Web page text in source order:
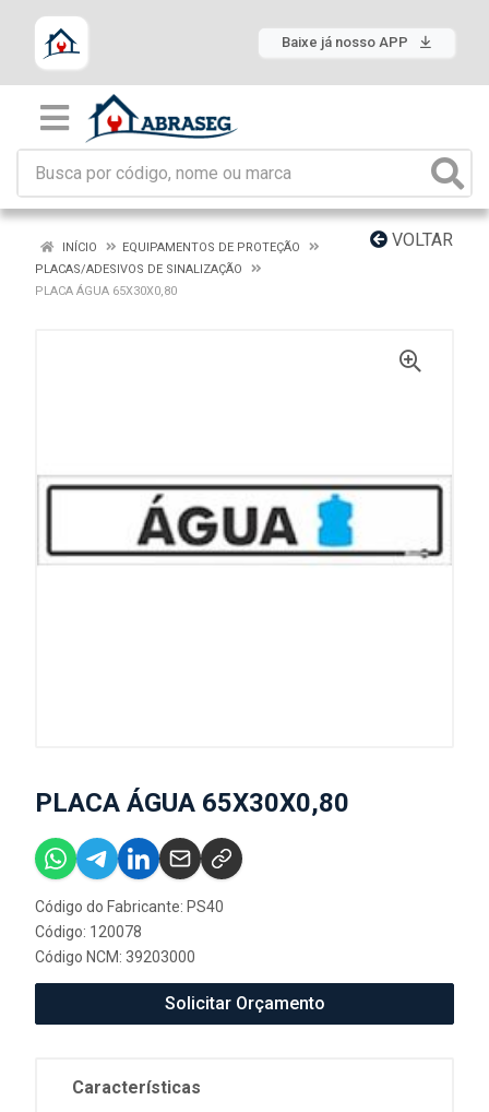
Baixe já nosso APP
VOLTAR
INÍCIO
EQUIPAMENTOS DE PROTEÇÃO
PLACAS/ADESIVOS DE SINALIZAÇÃO
PLACA ÁGUA 65X30X0,80
PLACA ÁGUA 65X30X0,80
Código do Fabricante: PS40
Código: 120078
Código NCM: 39203000
Solicitar Orçamento
Características